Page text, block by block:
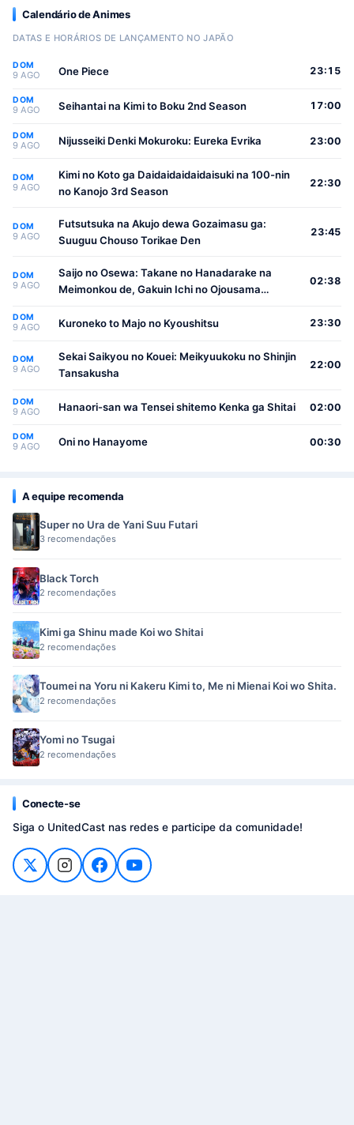
Calendário de Animes
DATAS E HORÁRIOS DE LANÇAMENTO NO JAPÃO
DOM
9 AGO One Piece 23:15
DOM
9 AGO Seihantai na Kimi to Boku 2nd Season 17:00
DOM
9 AGO Nijusseiki Denki Mokuroku: Eureka Evrika 23:00
DOM
9 AGO
Kimi no Koto ga Daidaidaidaidaisuki na 100-nin
no Kanojo 3rd Season
22:30
DOM
9 AGO
Futsutsuka na Akujo dewa Gozaimasu ga:
Suuguu Chouso Torikae Den
23:45
DOM
9 AGO
Saijo no Osewa: Takane no Hanadarake na
Meimonkou de, Gakuin Ichi no Ojousama
Osewa suru Koto ni Narimashita
02:38
DOM
9 AGO Kuroneko to Majo no Kyoushitsu 23:30
DOM
9 AGO
Sekai Saikyou no Kouei: Meikyuukoku no Shinjin
Tansakusha
22:00
DOM
9 AGO Hanaori-san wa Tensei shitemo Kenka ga Shitai 02:00
DOM
9 AGO Oni no Hanayome 00:30
A equipe recomenda
Super no Ura de Yani Suu Futari
3 recomendações
Black Torch
2 recomendações
Kimi ga Shinu made Koi wo Shitai
2 recomendações
Toumei na Yoru ni Kakeru Kimi to, Me ni Mienai Koi wo Shita.
2 recomendações
Yomi no Tsugai
2 recomendações
Conecte-se
Siga o UnitedCast nas redes e participe da comunidade!